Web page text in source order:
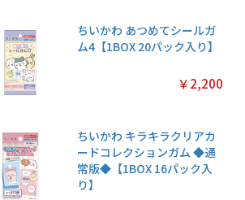
ちいかわ あつめてシールガ
ム4【1BOX 20パック入り】
￥2,200
ちいかわ キラキラクリアカ
ードコレクションガム ◆通
常版◆【1BOX 16パック入
り】